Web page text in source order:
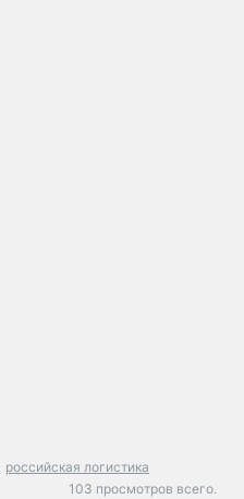
российская логистика
103 просмотров всего.